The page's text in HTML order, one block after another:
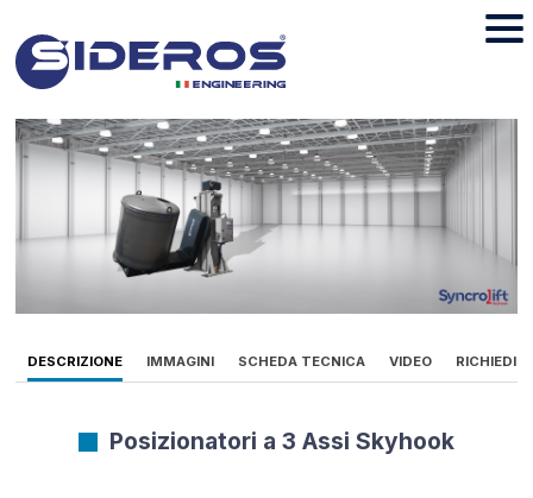
DESCRIZIONE IMMAGINI SCHEDA TECNICA VIDEO RICHIEDI
Posizionatori a 3 Assi Skyhook